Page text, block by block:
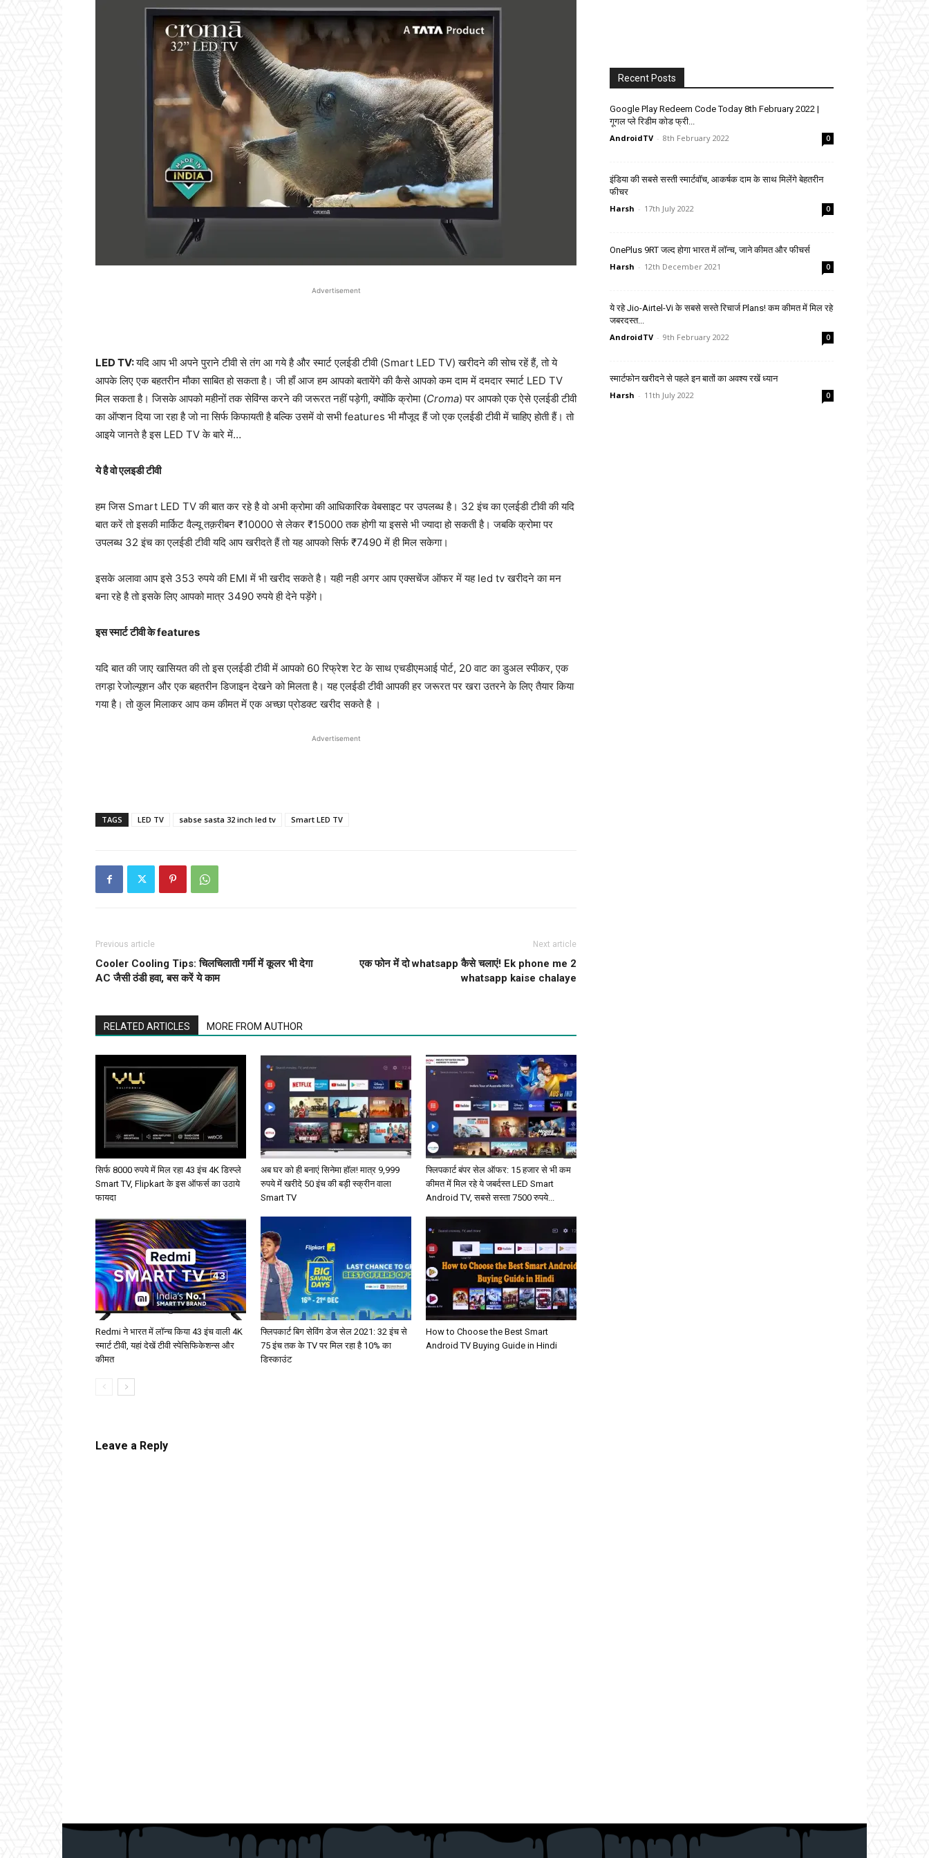
Advertisement
LED TV:यदि आप भी अपने पुराने टीवी से तंग आ गये है और स्मार्ट एलईडी टीवी (Smart LED TV) खरीदने की सोच रहें हैं, तो ये
आपके लिए एक बहतरीन मौका साबित हो सकता है। जी हाँ आज हम आपको बतायेंगे की कैसे आपको कम दाम में दमदार स्मार्ट LED TV
मिल सकता है। जिसके आपको महीनों तक सेविंग्स करने की जरूरत नहीं पड़ेगी, क्योंकि क्रोमा (Croma) पर आपको एक ऐसे एलईडी टीवी
का ऑप्शन दिया जा रहा है जो ना सिर्फ किफायती है बल्कि उसमें वो सभी features भी मौजूद हैं जो एक एलईडी टीवी में चाहिए होती हैं। तो
आइये जानते है इस LED TV के बारे में…
ये है वो एलइडी टीवी
हम जिस Smart LED TV की बात कर रहे है वो अभी क्रोमा की आधिकारिक वेबसाइट पर उपलब्ध है। 32 इंच का एलईडी टीवी की यदि
बात करें तो इसकी मार्किट वैल्यू तक़रीबन ₹10000 से लेकर ₹15000 तक होगी या इससे भी ज्यादा हो सकती है। जबकि क्रोमा पर
उपलब्ध 32 इंच का एलईडी टीवी यदि आप खरीदते हैं तो यह आपको सिर्फ ₹7490 में ही मिल सकेगा।
इसके अलावा आप इसे 353 रुपये की EMI में भी खरीद सकते है। यही नही अगर आप एक्सचेंज ऑफर में यह led tv खरीदने का मन
बना रहे है तो इसके लिए आपको मात्र 3490 रुपये ही देने पड़ेंगे।
इस स्मार्ट टीवी के features
यदि बात की जाए खासियत की तो इस एलईडी टीवी में आपको 60 रिफ्रेश रेट के साथ एचडीएमआई पोर्ट, 20 वाट का डुअल स्पीकर, एक
तगड़ा रेजोल्यूशन और एक बहतरीन डिजाइन देखने को मिलता है। यह एलईडी टीवी आपकी हर जरूरत पर खरा उतरने के लिए तैयार किया
गया है। तो कुल मिलाकर आप कम कीमत में एक अच्छा प्रोडक्ट खरीद सकते है ।
Advertisement
TAGS LED TV sabse sasta 32 inch led tv Smart LED TV
Previous article
Cooler Cooling Tips: चिलचिलाती गर्मी में कूलर भी देगा
AC जैसी ठंडी हवा, बस करें ये काम
Next article
एक फोन में दो whatsapp कैसे चलाएं! Ek phone me 2
whatsapp kaise chalaye
RELATED ARTICLES MORE FROM AUTHOR
सिर्फ 8000 रुपये में मिल रहा 43 इंच 4K डिस्प्ले
Smart TV, Flipkart के इस ऑफर्स का उठाये
फायदा
अब घर को ही बनाएं सिनेमा हॉल! मात्र 9,999
रुपये में खरीदे 50 इंच की बड़ी स्क्रीन वाला
Smart TV
फ्लिपकार्ट बंपर सेल ऑफर: 15 हजार से भी कम
कीमत में मिल रहे ये जबर्दस्त LED Smart
Android TV, सबसे सस्ता 7500 रुपये...
Redmi ने भारत में लॉन्च किया 43 इंच वाली 4K
स्मार्ट टीवी, यहां देखें टीवी स्पेसिफिकेशन्स और
कीमत
फ्लिपकार्ट बिग सेविंग डेज सेल 2021: 32 इंच से
75 इंच तक के TV पर मिल रहा है 10% का
डिस्काउंट
How to Choose the Best Smart
Android TV Buying Guide in Hindi
Leave a Reply
Recent Posts
Google Play Redeem Code Today 8th February 2022 |
गूगल प्ले रिडीम कोड फ्री...
AndroidTV - 8th February 2022 0
इंडिया की सबसे सस्ती स्मार्टवॉच, आकर्षक दाम के साथ मिलेंगे बेहतरीन
फीचर
Harsh - 17th July 2022 0
OnePlus 9RT जल्द होगा भारत में लॉन्च, जाने कीमत और फीचर्स
Harsh - 12th December 2021 0
ये रहे Jio-Airtel-Vi के सबसे सस्ते रिचार्ज Plans! कम कीमत में मिल रहे
जबरदस्त...
AndroidTV - 9th February 2022 0
स्मार्टफोन खरीदने से पहले इन बातों का अवश्य रखें ध्यान
Harsh - 11th July 2022 0